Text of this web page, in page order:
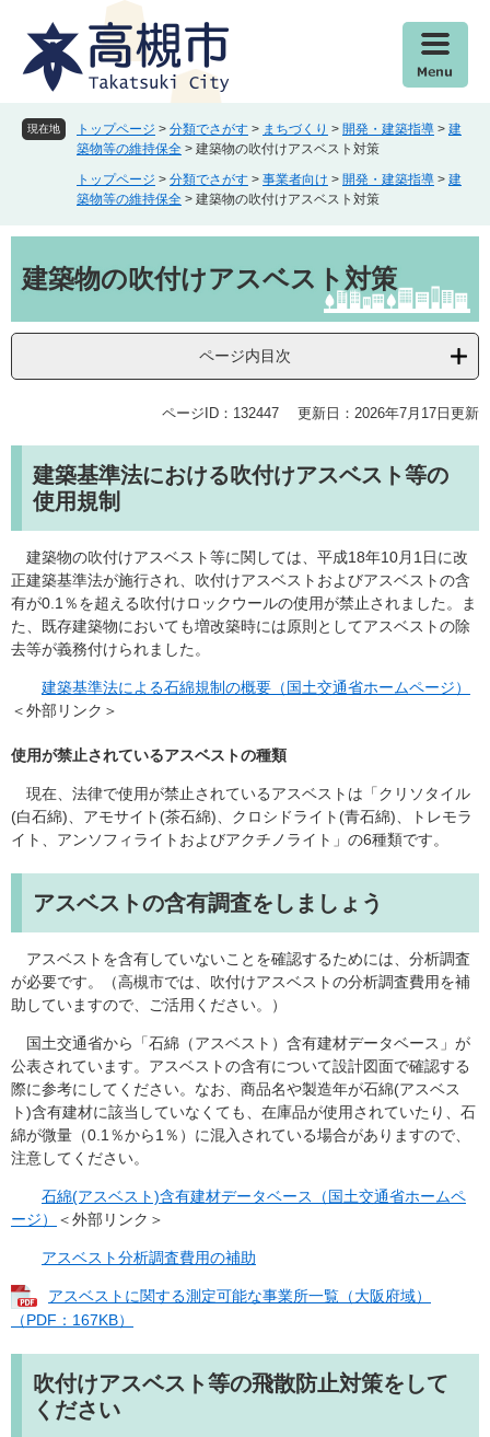
文
現在地 トップページ > 分類でさがす > まちづくり > 開発・建築指導 > 建
築物等の維持保全 > 建築物の吹付けアスベスト対策
トップページ > 分類でさがす > 事業者向け > 開発・建築指導 > 建
築物等の維持保全 > 建築物の吹付けアスベスト対策
文建築物の吹付けアスベスト対策
ページ内目次
ページID：132447 更新日：2026年7月17日更新
建築基準法における吹付けアスベスト等の
使用規制
建築物の吹付けアスベスト等に関しては、平成18年10月1日に改
正建築基準法が施行され、吹付けアスベストおよびアスベストの含
有が0.1％を超える吹付けロックウールの使用が禁止されました。ま
た、既存建築物においても増改築時には原則としてアスベストの除
去等が義務付けられました。
建築基準法による石綿規制の概要（国土交通省ホームページ）
＜外部リンク＞
使用が禁止されているアスベストの種類
現在、法律で使用が禁止されているアスベストは「クリソタイル
(白石綿)、アモサイト(茶石綿)、クロシドライト(青石綿)、トレモラ
イト、アンソフィライトおよびアクチノライト」の6種類です。
アスベストの含有調査をしましょう
アスベストを含有していないことを確認するためには、分析調査
が必要です。（高槻市では、吹付けアスベストの分析調査費用を補
助していますので、ご活用ください。）
国土交通省から「石綿（アスベスト）含有建材データベース」が
公表されています。アスベストの含有について設計図面で確認する
際に参考にしてください。なお、商品名や製造年が石綿(アスベス
ト)含有建材に該当していなくても、在庫品が使用されていたり、石
綿が微量（0.1％から1％）に混入されている場合がありますので、
注意してください。
石綿(アスベスト)含有建材データベース（国土交通省ホームペ
ージ）
＜外部リンク＞
アスベスト分析調査費用の補助
アスベストに関する測定可能な事業所一覧（大阪府域）
（PDF：167KB）
吹付けアスベスト等の飛散防止対策をして
ください